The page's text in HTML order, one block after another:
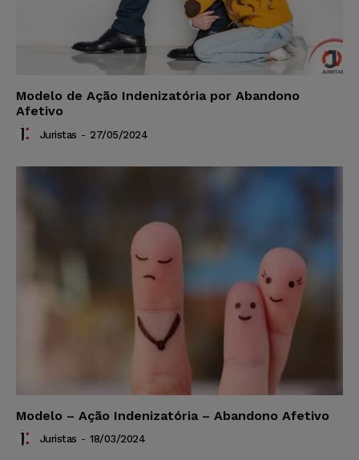
Modelo de Ação Indenizatória por Abandono
Afetivo
Juristas - 27/05/2024
Modelo – Ação Indenizatória – Abandono Afetivo
Juristas - 18/03/2024